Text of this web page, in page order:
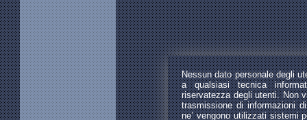
Nessun dato personale degli
a qualsiasi tecnica
riservatezza degli utenti. Non
trasmissione di informazioni
ne’ vengono utilizzati sistemi